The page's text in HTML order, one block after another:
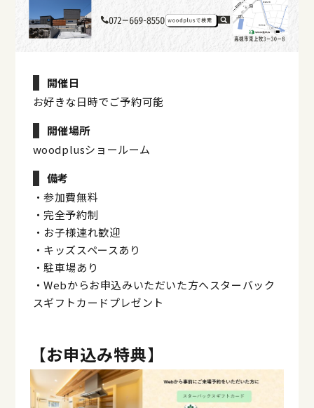
開催日
お好きな日時でご予約可能
開催場所
woodplusショールーム
備考
・参加費無料
・完全予約制
・お子様連れ歓迎
・キッズスペースあり
・駐車場あり
・Webからお申込みいただいた方へスターバック
スギフトカードプレゼント
【お申込み特典】